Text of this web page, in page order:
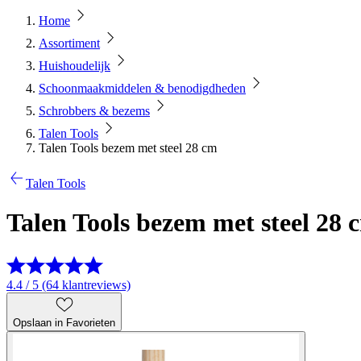
Home
Assortiment
Huishoudelijk
Schoonmaakmiddelen & benodigdheden
Schrobbers & bezems
Talen Tools
Talen Tools bezem met steel 28 cm
Talen Tools
Talen Tools bezem met steel 28
4.4 / 5 (64 klantreviews)
Opslaan in Favorieten